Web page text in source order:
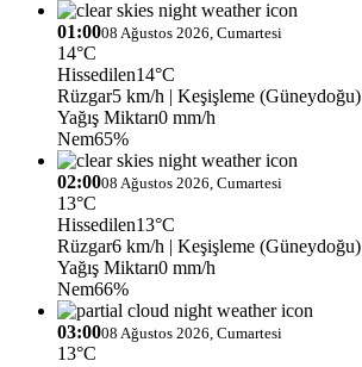
01:0008 Ağustos 2026, Cumartesi
14°C
Hissedilen14°C
Rüzgar5 km/h | Keşişleme (Güneydoğu)
Yağış Miktarı0 mm/h
Nem65%
02:0008 Ağustos 2026, Cumartesi
13°C
Hissedilen13°C
Rüzgar6 km/h | Keşişleme (Güneydoğu)
Yağış Miktarı0 mm/h
Nem66%
03:0008 Ağustos 2026, Cumartesi
13°C